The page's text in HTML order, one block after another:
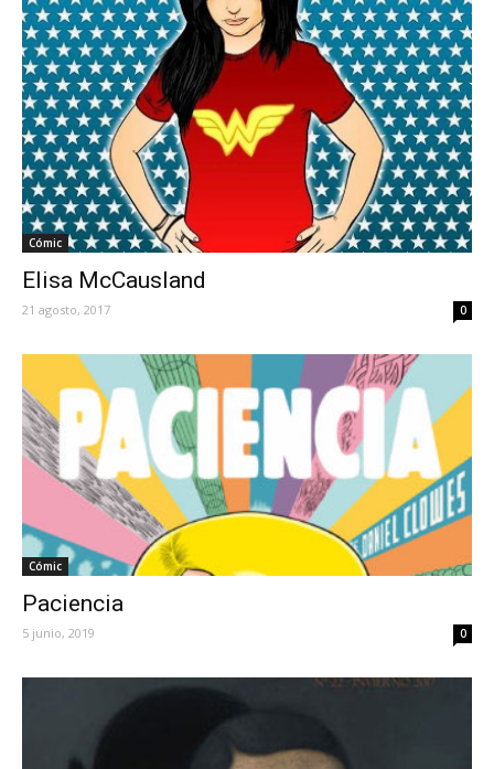
Cómic
Elisa McCausland
21 agosto, 2017 0
Cómic
Paciencia
5 junio, 2019 0